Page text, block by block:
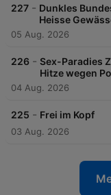
227 - Dunkles
Heisse
05 Aug. 2026
226 - Sex-Paradies
Hitze wegen
04 Aug. 2026
225 - Frei im Kopf
03 Aug. 2026